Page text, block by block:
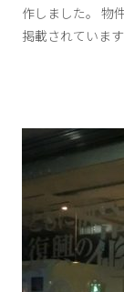
作しました。 物
掲載されていま